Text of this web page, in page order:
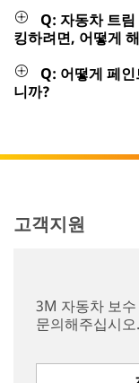
Q: 자동차 트
킹하려면, 어떻게
Q: 어떻게 페
니까?
고객지원
3M 자동차 보
문의해주십시오.